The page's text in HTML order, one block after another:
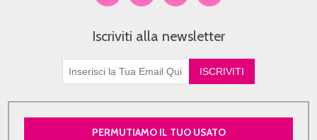
Iscriviti alla newsletter
PERMUTIAMO IL TUO USATO